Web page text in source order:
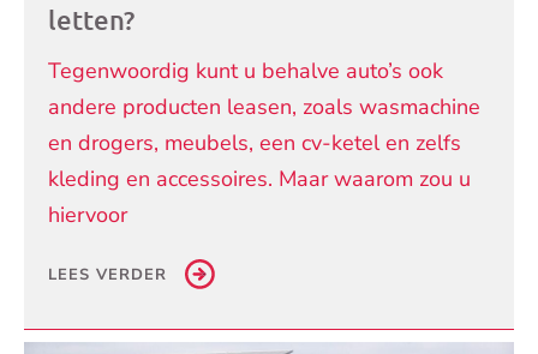
letten?
Tegenwoordig kunt u behalve auto’s ook
andere producten leasen, zoals wasmachine
en drogers, meubels, een cv-ketel en zelfs
kleding en accessoires. Maar waarom zou u
hiervoor
LEES VERDER